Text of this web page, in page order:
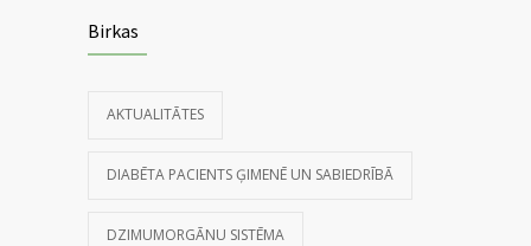
Birkas
AKTUALITĀTES
DIABĒTA PACIENTS ĢIMENĒ UN SABIEDRĪBĀ
DZIMUMORGĀNU SISTĒMA